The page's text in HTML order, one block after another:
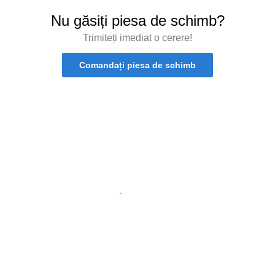
Nu găsiți piesa de schimb?
Trimiteți imediat o cerere!
Comandați piesa de schimb